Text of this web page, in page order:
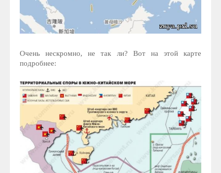
Очень нескромно, не так ли? Вот на этой карте
подробнее: